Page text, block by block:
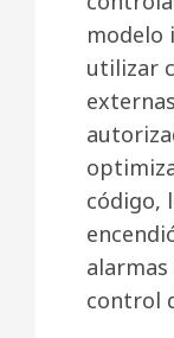
modelo
utilizar
código,
control